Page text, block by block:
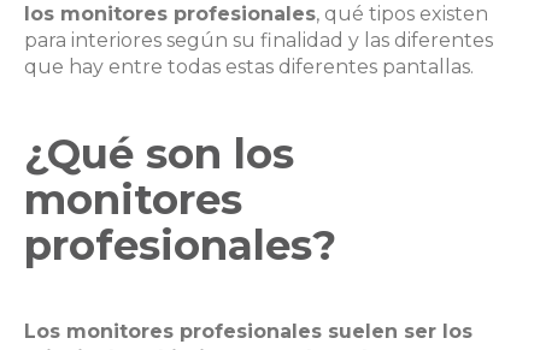
los monitores profesionales, qué tipos existen
para interiores según su finalidad y las diferentes
que hay entre todas estas diferentes pantallas.
¿Qué son los
monitores
profesionales?
Los monitores profesionales suelen ser los